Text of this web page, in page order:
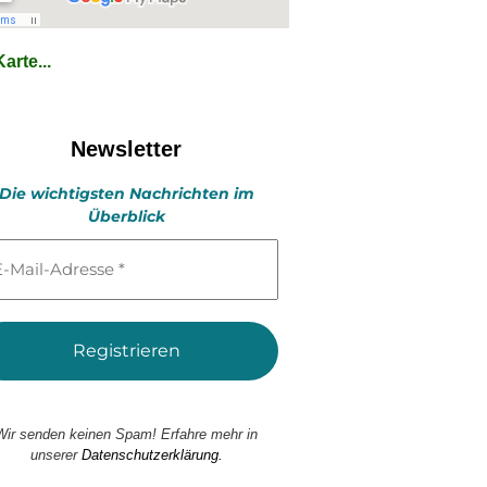
Newsletter
Die wichtigsten Nachrichten im
Überblick
senden keinen Spam! Erfahre mehr in
unserer Datenschutzerklärung.